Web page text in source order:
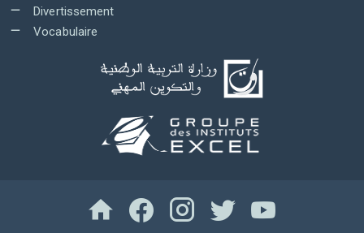
Divertissement
Vocabulaire